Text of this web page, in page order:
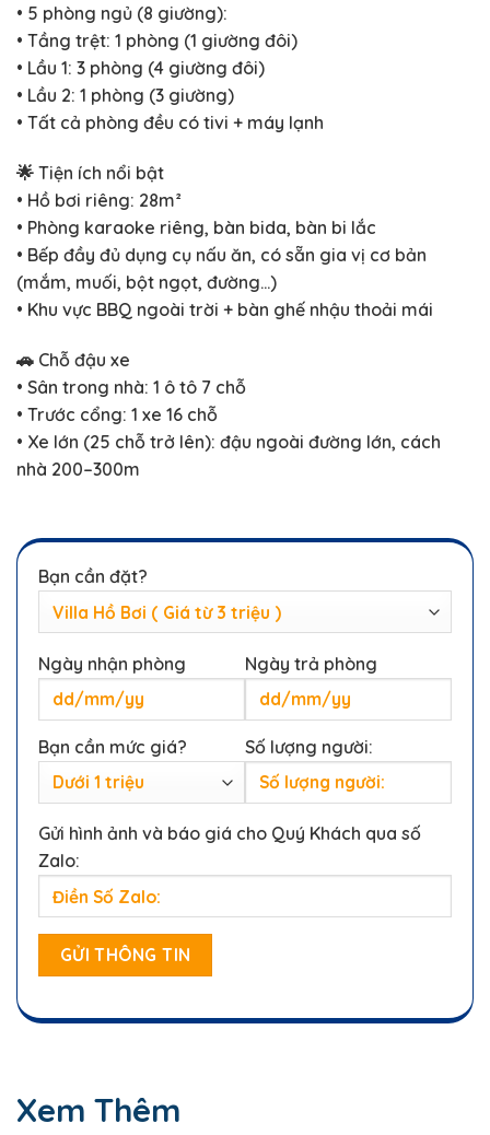
• 5 phòng ngủ (8 giường):
• Tầng trệt: 1 phòng (1 giường đôi)
• Lầu 1: 3 phòng (4 giường đôi)
• Lầu 2: 1 phòng (3 giường)
• Tất cả phòng đều có tivi + máy lạnh
🌟 Tiện ích nổi bật
• Hồ bơi riêng: 28m²
• Phòng karaoke riêng, bàn bida, bàn bi lắc
• Bếp đầy đủ dụng cụ nấu ăn, có sẵn gia vị cơ bản
(mắm, muối, bột ngọt, đường…)
• Khu vực BBQ ngoài trời + bàn ghế nhậu thoải mái
🚗 Chỗ đậu xe
• Sân trong nhà: 1 ô tô 7 chỗ
• Trước cổng: 1 xe 16 chỗ
• Xe lớn (25 chỗ trở lên): đậu ngoài đường lớn, cách
nhà 200–300m
Bạn cần đặt?
Ngày nhận phòng Ngày trả phòng
Bạn cần mức giá? Số lượng người:
Gửi hình ảnh và báo giá cho Quý Khách qua số
Zalo:
Xem Thêm